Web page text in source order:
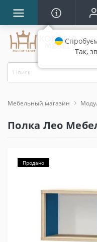
Мебельный магазин
Полка Лео
Продано
Так,